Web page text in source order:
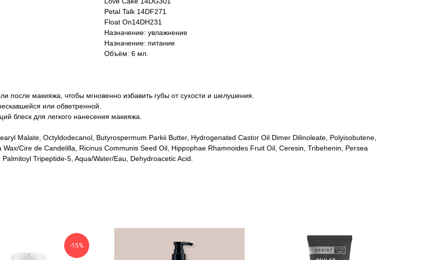
Petal Talk 14DF271
Float On14DH231
Назначение: увлажнение
Назначение: питание
Объём: 6 мл.
после макияжа, чтобы мгновенно избавить губы от сухости и шелушения.
или обветренной.
блеск для легкого нанесения макияжа.
Malate, Octyldodecanol, Butyrospermum Parkii Butter, Hydrogenated Castor Oil Dimer Dilinoleate, Polyisobutene,
Cire de Candelilla, Ricinus Communis Seed Oil, Hippophae Rhamnoides Fruit Oil, Ceresin, Tribehenin, Persea
Tripeptide-5, Aqua/Water/Eau, Dehydroacetic Acid.
-15%